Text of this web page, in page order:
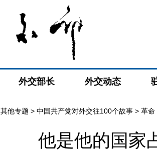
外交部长 外交动态
其他专题 > 中国共产党对外交往100个故事 > 革命
他是他的国家